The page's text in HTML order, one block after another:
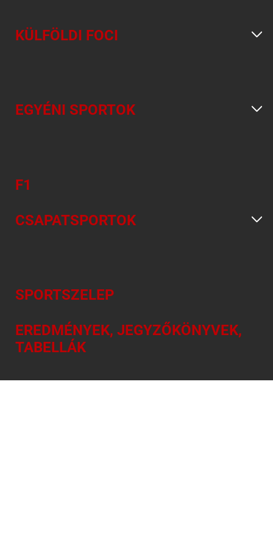
KÜLFÖLDI FOCI
EGYÉNI SPORTOK
F1
CSAPATSPORTOK
SPORTSZELEP
EREDMÉNYEK, JEGYZŐKÖNYVEK,
TABELLÁK